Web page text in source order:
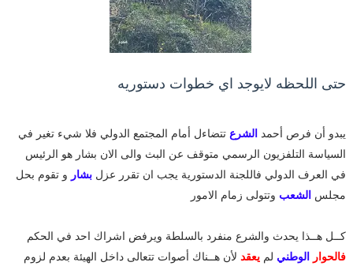
حتى اللحظه لايوجد اي خطوات دستوريه
يبدو أن فرص أحمد الشرعتتضاءل أمام المجتمع الدولي فلا شيء تغير في
السياسة التلفزيون الرسمي متوقف عن البث والى الان بشار هو الرئيس
في العرف الدولي فاللجنة الدستورية يجب ان تقرر عزل بشار و تقوم بحل
مجلس الشعب وتتولى زمام الامور
كــل هــذا يحدث والشرع منفرد بالسلطة ويرفض اشراك احد في الحكم
فالحوار
الوطني لم يعقدلأن هــناك أصوات تتعالى داخل الهيئة بعدم لزوم